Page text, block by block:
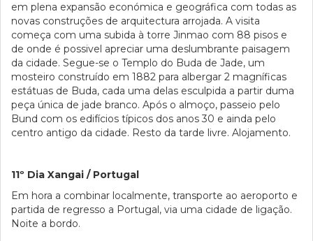
em plena expansão económica e geográfica com todas as
novas construções de arquitectura arrojada. A visita
começa com uma subida à torre Jinmao com 88 pisos e
de onde é possivel apreciar uma deslumbrante paisagem
da cidade. Segue-se o Templo do Buda de Jade, um
mosteiro construído em 1882 para albergar 2 magníficas
estátuas de Buda, cada uma delas esculpida a partir duma
peça única de jade branco. Após o almoço, passeio pelo
Bund com os edifícios típicos dos anos 30 e ainda pelo
centro antigo da cidade. Resto da tarde livre. Alojamento.
11º Dia Xangai / Portugal
Em hora a combinar localmente, transporte ao aeroporto e
partida de regresso a Portugal, via uma cidade de ligação.
Noite a bordo.